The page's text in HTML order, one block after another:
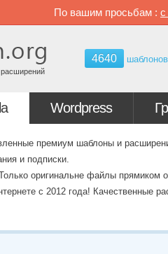
По вашим просьбам : с
4640 шаблонов
Wordpress
премиум шаблоны и
и подписки.
оригинальне файлы прямиком
с 2012 года! Качественные